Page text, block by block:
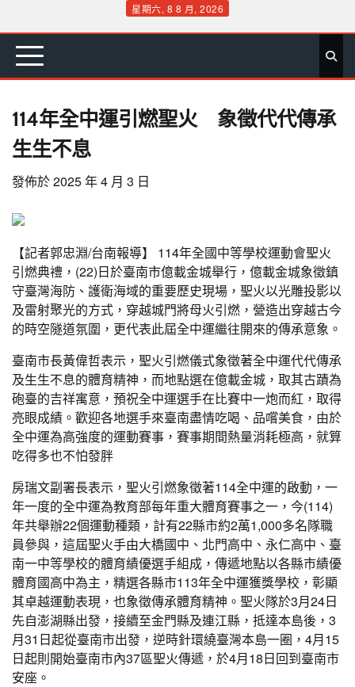
content
星期六, 8 8 月, 2026
首 要 娛 生 社 文 公 運 旅 政 地 專
114年全中運引燃聖火 象徵代代傳承
生生不息
發佈於2025 年 4 月 3 日
【記者郭忠淵/台南報導】 114年全國中等學校運動會聖火
引燃典禮，(22)日於臺南市億載金城舉行，億載金城象徵鎮
守臺灣海防、護衛海域的重要歷史現場，聖火以光雕投影以
及雷射聚光的方式，穿越城門將母火引燃，營造出穿越古今
的時空隧道氛圍，更代表此屆全中運繼往開來的傳承意象。
臺南市長黃偉哲表示，聖火引燃儀式象徵著全中運代代傳承
及生生不息的體育精神，而地點選在億載金城，取其古蹟為
砲臺的吉祥寓意，預祝全中運選手在比賽中一炮而紅，取得
亮眼成績。歡迎各地選手來臺南盡情吃喝、品嚐美食，由於
全中運為高強度的運動賽事，賽事期間熱量消耗極高，就算
吃得多也不怕發胖
房瑞文副署長表示，聖火引燃象徵著114全中運的啟動，一
年一度的全中運為教育部每年重大體育賽事之一，今(114)
年共舉辦22個運動種類，計有22縣市約2萬1,000多名隊職
員參與，這屆聖火手由大橋國中、北門高中、永仁高中、臺
南一中等學校的體育績優選手組成，傳遞地點以各縣市績優
體育國高中為主，精選各縣市113年全中運獲獎學校，彰顯
其卓越運動表現，也象徵傳承體育精神。聖火隊於3月24日
先自澎湖縣出發，接續至金門縣及連江縣，抵達本島後，3
月31日起從臺南市出發，逆時針環繞臺灣本島一圈，4月15
日起則開始臺南市內37區聖火傳遞，於4月18日回到臺南市
安座。